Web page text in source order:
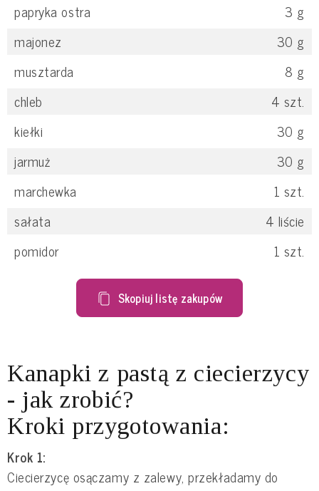
papryka ostra
3 g
majonez
30 g
musztarda
8 g
chleb
4 szt.
kiełki
30 g
jarmuż
30 g
marchewka
1 szt.
sałata
4 liście
pomidor
1 szt.
Skopiuj listę zakupów
Kanapki z pastą z ciecierzycy
- jak zrobić?
Kroki przygotowania:
Krok 1:
Ciecierzycę osączamy z zalewy, przekładamy do